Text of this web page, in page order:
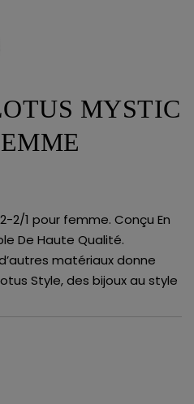
MYSTIC
2/1 pour femme. Conçu En
De Haute Qualité.
matériaux donne
Style, des bijoux au style